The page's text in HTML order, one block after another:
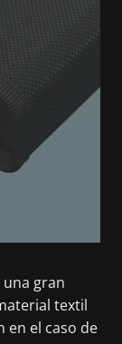
gran
textil
en el caso de